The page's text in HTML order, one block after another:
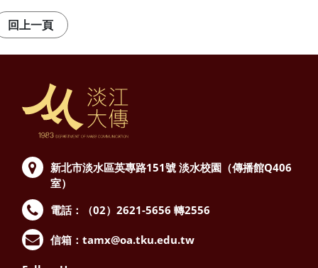
新北市淡水區英專路151號 淡水校園（傳播館Q406
室）
電話：（02）2621-5656 轉2556
信箱： tamx@oa.tku.edu.tw